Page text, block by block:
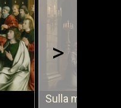
Sulla morte di
>